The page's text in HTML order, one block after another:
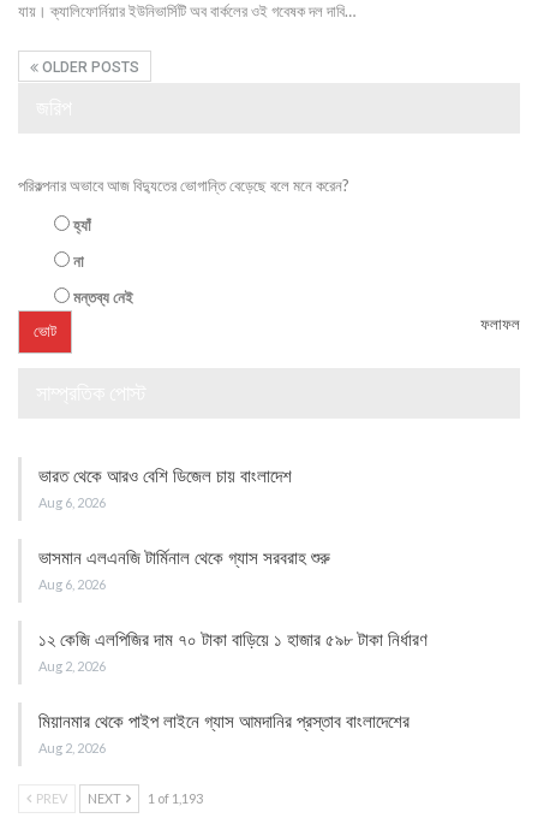
যায়। ক্যালিফোর্নিয়ার ইউনিভার্সিটি অব বার্কলের ওই গবেষক দল দাবি…
OLDER POSTS
পরিকল্পনার অভাবে আজ বিদ্যুতের ভোগান্তি বেড়েছে বলে মনে করেন?
হ্যাঁ
না
মন্তব্য নেই
ফলাফল
ভারত থেকে আরও বেশি ডিজেল চায় বাংলাদেশ
Aug 6, 2026
ভাসমান এলএনজি টার্মিনাল থেকে গ্যাস সরবরাহ শুরু
Aug 6, 2026
১২ কেজি এলপিজির দাম ৭০ টাকা বাড়িয়ে ১ হাজার ৫৯৮ টাকা নির্ধারণ
Aug 2, 2026
মিয়ানমার থেকে পাইপ লাইনে গ্যাস আমদানির প্রস্তাব বাংলাদেশের
Aug 2, 2026
PREV NEXT 1 of 1,193